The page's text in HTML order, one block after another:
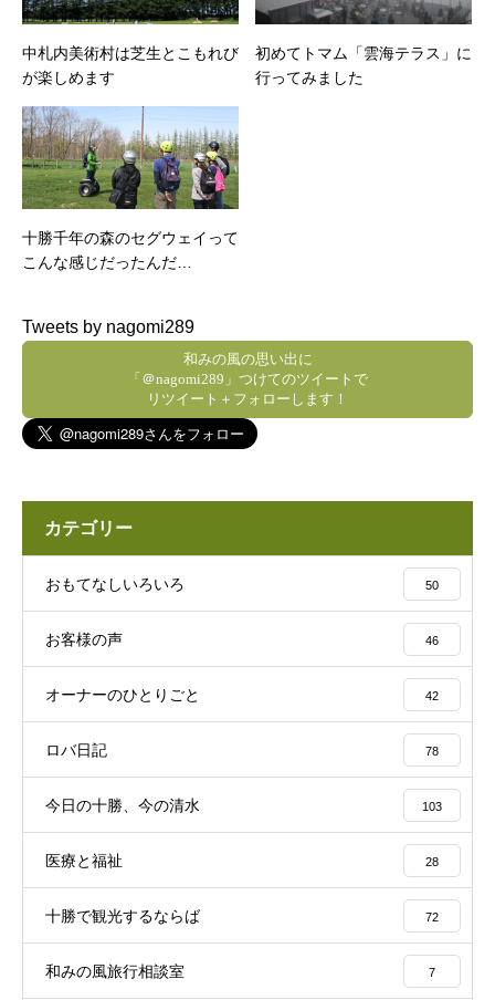
中札内美術村は芝生とこもれび
が楽しめます
初めてトマム「雲海テラス」に
行ってみました
十勝千年の森のセグウェイって
こんな感じだったんだ…
Tweets by nagomi289
和みの風の思い出に
「＠nagomi289」つけてのツイートで
リツイート＋フォローします！
カテゴリー
おもてなしいろいろ 50
お客様の声 46
オーナーのひとりごと 42
ロバ日記 78
今日の十勝、今の清水 103
医療と福祉 28
十勝で観光するならば 72
和みの風旅行相談室 7